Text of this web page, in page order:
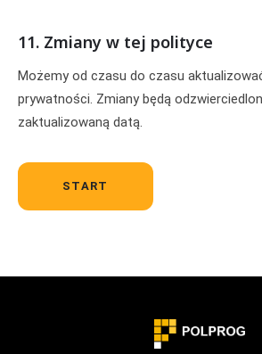
11. Zmiany w tej polityce
Możemy od czasu do czasu
prywatności. Zmiany będą
zaktualizowaną datą.
START